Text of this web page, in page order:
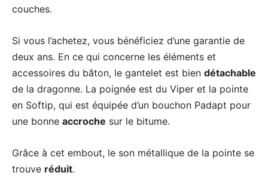
couches.
Si vous l’achetez, vous bénéficiez d’une garantie de
deux ans. En ce qui concerne les éléments et
accessoires du bâton, le gantelet est bien détachable
de la dragonne. La poignée est du Viper et la pointe
en Softip, qui est équipée d’un bouchon Padapt pour
une bonne accroche sur le bitume.
Grâce à cet embout, le son métallique de la pointe se
trouve réduit.